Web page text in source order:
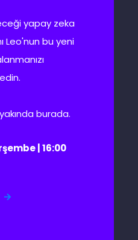
yapay zeka
Leo'nun bu yeni
burada.
| 16:00